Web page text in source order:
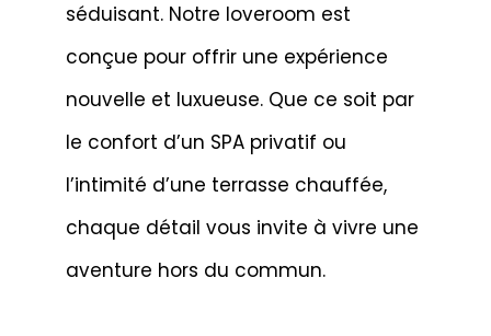
séduisant. Notre loveroom est
conçue pour offrir une expérience
nouvelle et luxueuse. Que ce soit par
le confort d’un SPA privatif ou
l’intimité d’une terrasse chauffée,
chaque détail vous invite à vivre une
aventure hors du commun.